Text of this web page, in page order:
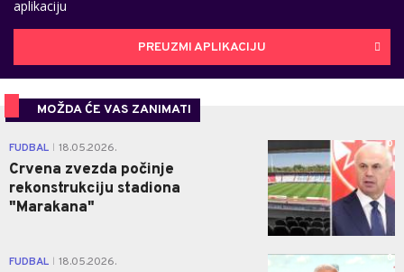
aplikaciju
PREUZMI APLIKACIJU
MOŽDA ĆE VAS ZANIMATI
FUDBAL 18.05.2026.
Crvena zvezda počinje
rekonstrukciju stadiona
"Marakana"
0
FUDBAL 18.05.2026. 0